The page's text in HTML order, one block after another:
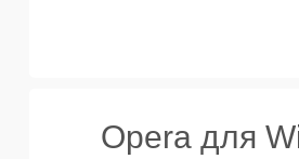
Opera для